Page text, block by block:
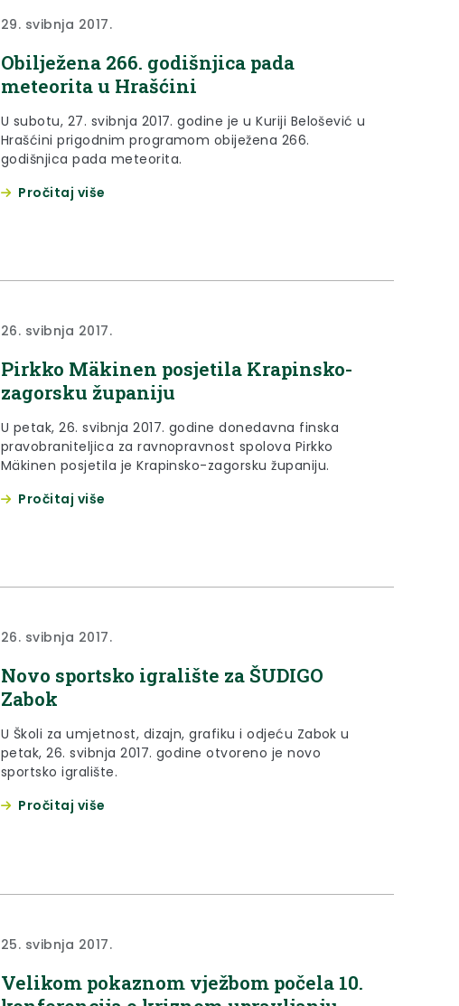
29. svibnja 2017.
Obilježena 266. godišnjica pada
meteorita u Hrašćini
U subotu, 27. svibnja 2017. godine je u Kuriji Belošević u
Hrašćini prigodnim programom obiježena 266.
godišnjica pada meteorita.
Pročitaj više
26. svibnja 2017.
Pirkko Mäkinen posjetila Krapinsko-
zagorsku županiju
U petak, 26. svibnja 2017. godine donedavna finska
pravobraniteljica za ravnopravnost spolova Pirkko
Mäkinen posjetila je Krapinsko-zagorsku županiju.
Pročitaj više
26. svibnja 2017.
Novo sportsko igralište za ŠUDIGO
Zabok
U Školi za umjetnost, dizajn, grafiku i odjeću Zabok u
petak, 26. svibnja 2017. godine otvoreno je novo
sportsko igralište.
Pročitaj više
25. svibnja 2017.
Velikom pokaznom vježbom počela 10.